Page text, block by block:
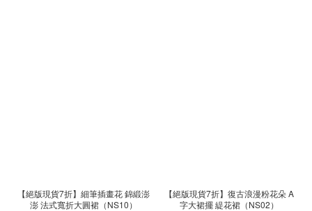
【絕版現貨7折】細筆插畫花 錦緞澎
澎 法式寬折大圓裙（NS10）
【絕版現貨7折】復古浪漫粉花朵 A
字大裙擺 緹花裙（NS02）